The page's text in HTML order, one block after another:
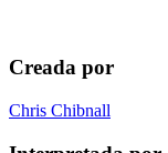
Creada por
Chris Chibnall